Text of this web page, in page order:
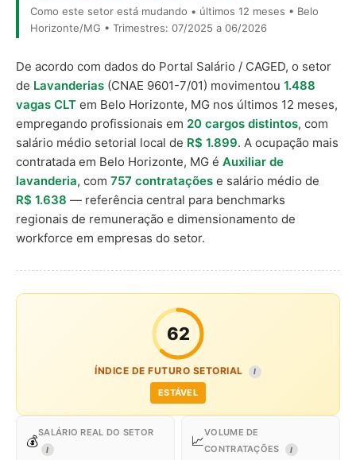
Como este setor está mudando • últimos 12 meses • Belo
Horizonte/MG • Trimestres: 07/2025 a 06/2026
De acordo com dados do Portal Salário / CAGED, o setor
de Lavanderias (CNAE 9601-7/01) movimentou 1.488
vagas CLT em Belo Horizonte, MG nos últimos 12 meses,
empregando profissionais em 20 cargos distintos, com
salário médio setorial local de R$ 1.899. A ocupação mais
contratada em Belo Horizonte, MG é Auxiliar de
lavanderia, com 757 contratações e salário médio de
R$ 1.638 — referência central para benchmarks
regionais de remuneração e dimensionamento de
workforce em empresas do setor.
62
ÍNDICE DE FUTURO SETORIAL I
ESTÁVEL
💰
SALÁRIO REAL DO SETOR
I
📈
VOLUME DE
CONTRATAÇÕES
I